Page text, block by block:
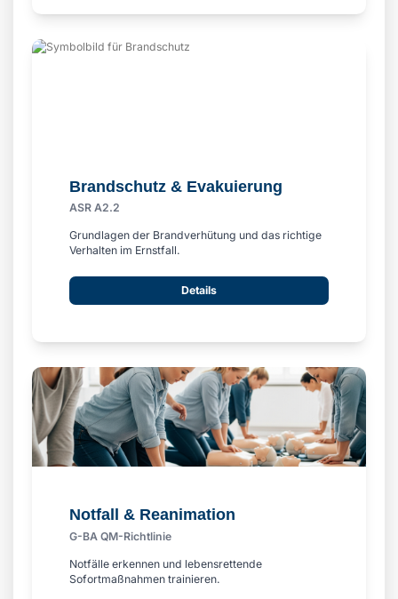
Brandschutz & Evakuierung
ASR A2.2
Grundlagen der Brandverhütung und das richtige
Verhalten im Ernstfall.
Details
Notfall & Reanimation
G-BA QM-Richtlinie
Notfälle erkennen und lebensrettende
Sofortmaßnahmen trainieren.